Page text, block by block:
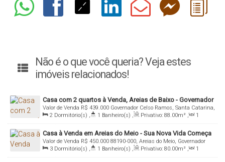
Não é o que você queria? Veja estes
imóveis relacionados!
Casa com 2 quartos à Venda, Areias de Baixo - Governador
Celso Ramos R$ 439.000
Valor de Venda
Governador Celso Ramos, Santa Catarina,
Brasil
2 Dormitório(s) , 1 Banheiro(s) , Privativo: 88.00m² ,
1
Sala(s) , Total: 360.00~ 369.00m² , 2 Vaga(s)
Casa à Venda em Areias do Meio - Sua Nova Vida Começa
Aqui!
R$ 450.000
Valor de Venda
88190-000, Areias do Meio, Governador
Celso Ramos, Santa Catarina, Brasil
3 Dormitório(s) , 1 Banheiro(s) , Privativo: 80.00m² ,
1
Sala(s) , 2 Vaga(s) , Terreno: 240.00m²